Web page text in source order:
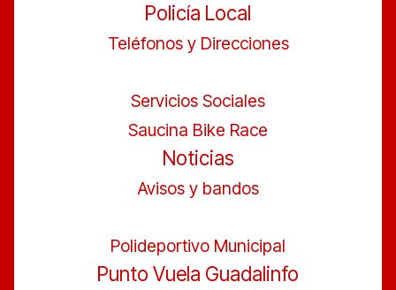
Policía Local
Teléfonos y Direcciones
Servicios Sociales
Saucina Bike Race
Noticias
Avisos y bandos
Polideportivo Municipal
Punto Vuela Guadalinfo